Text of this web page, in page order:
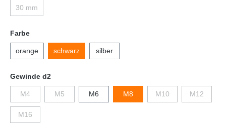
30 mm
Farbe
orange schwarz silber
Gewinde d2
M4 M5 M6 M8 M10 M12
M16